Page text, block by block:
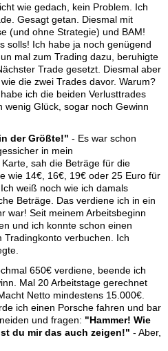
wie gedach, kein Problem. Ich
Gesagt getan. Diesmal mit
(und ohne Strategie) und BAM!
solls! Ich habe ja noch genügend
mal zum Trading dazu, beruhigte
Trade gesetzt. Diesmal aber
die zwei Trades davor. Warum?
ich die beiden Verlusttrades
Glück, sogar noch Gewinn
der Größte!" - Es war schon
in mein
sah die Beträge für die
wie 14€, 16€, 19€ oder 25 Euro für
weiß noch wie ich damals
Beträge. Das verdiene ich in ein
war! Seit meinem Arbeitsbeginn
und ich konnte schon einen
Tradingkonto verbuchen. Ich
650€ verdiene, beende ich
Mal 20 Arbeitstage gerechnet
Netto mindestens 15.000€.
ich einen Porsche fahren und bar
und fragen: "Hammer! Wie
du mir das auch zeigen!" - Aber,